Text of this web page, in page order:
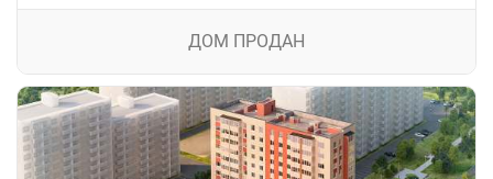
ДОМ ПРОДАН